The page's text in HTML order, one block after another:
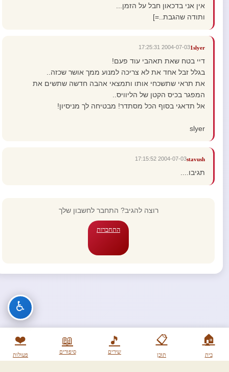
🏠
בית
📋
תוכן
🎵
שירים
📖
סיפורים
❤️
פעולות
אין אני בדכאון חבל על הזמן...
ותודה שהגבת..=]
1slyer
2004-07-03 17:25:31
דיי בטח שאת תאהבי עוד פעם!
בגלל זבל אחד את לא צריכה למנוע ממך אושר שכזה..
את תראי שתשכחי אותו ותמצאי אהבה חדשה שתשים את
המפגר בכיס הקטן של הליוויס..
אל תדאגי בסוף הכל מסתדר! מבטיחה לך מניסיון!
slyer
stavush
2004-07-03 17:15:52
תגיבו....
רוצה להגיב? התחבר לחשבון שלך
התחברות
♿